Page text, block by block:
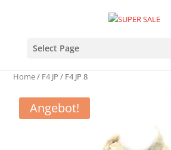
Select Page
Home/ F4 JP / F4 JP 8
Angebot!